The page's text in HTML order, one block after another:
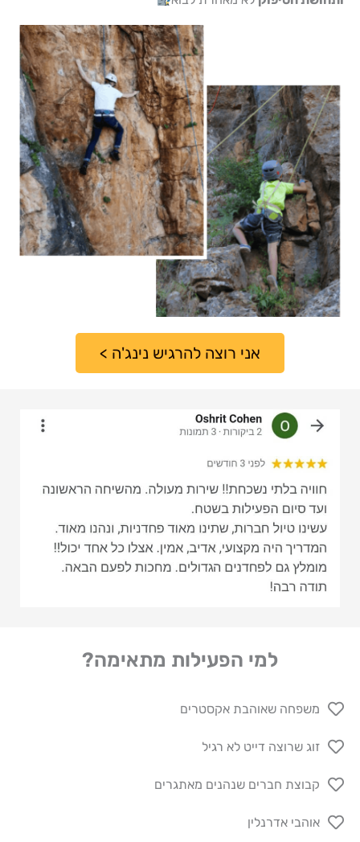
אני רוצה להרגיש נינג'ה >
למי הפעילות מתאימה?
משפחה שאוהבת אקסטרים
זוג שרוצה דייט לא רגיל
קבוצת חברים שנהנים מאתגרים
אוהבי אדרנלין